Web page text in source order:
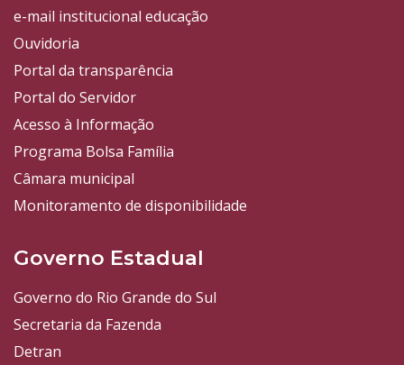
e-mail institucional educação
Ouvidoria
Portal da transparência
Portal do Servidor
Acesso à Informação
Programa Bolsa Família
Câmara municipal
Monitoramento de disponibilidade
Governo Estadual
Governo do Rio Grande do Sul
Secretaria da Fazenda
Detran